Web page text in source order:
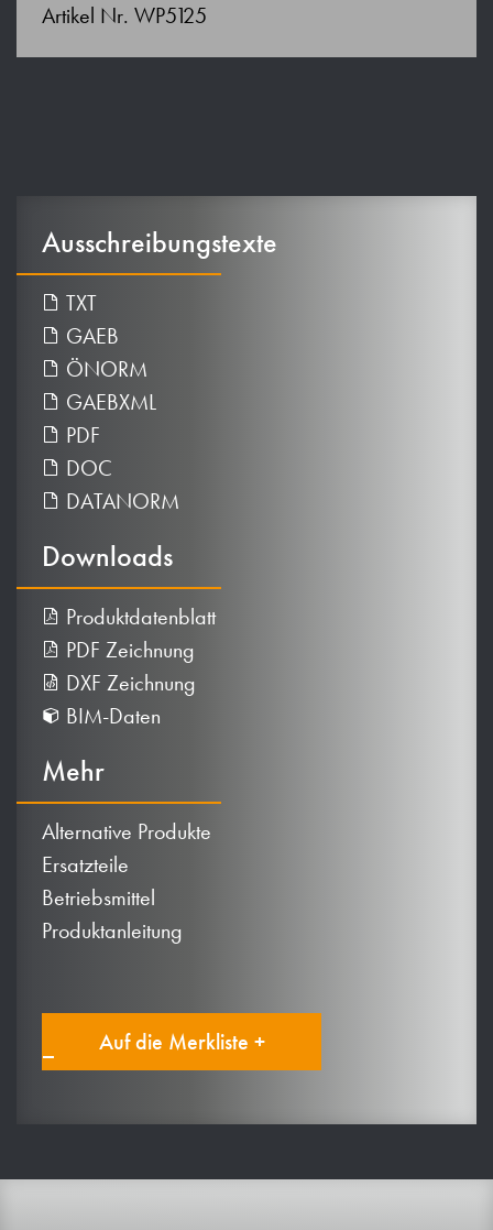
Artikel Nr. WP5125
Ausschreibungstexte
TXT
GAEB
ÖNORM
GAEBXML
PDF
DOC
DATANORM
Downloads
Produktdatenblatt
PDF Zeichnung
DXF Zeichnung
BIM-Daten
Mehr
Alternative Produkte
Ersatzteile
Betriebsmittel
Produktanleitung
Auf die Merkliste +